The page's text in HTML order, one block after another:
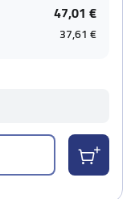
47,01 €
37,61 €